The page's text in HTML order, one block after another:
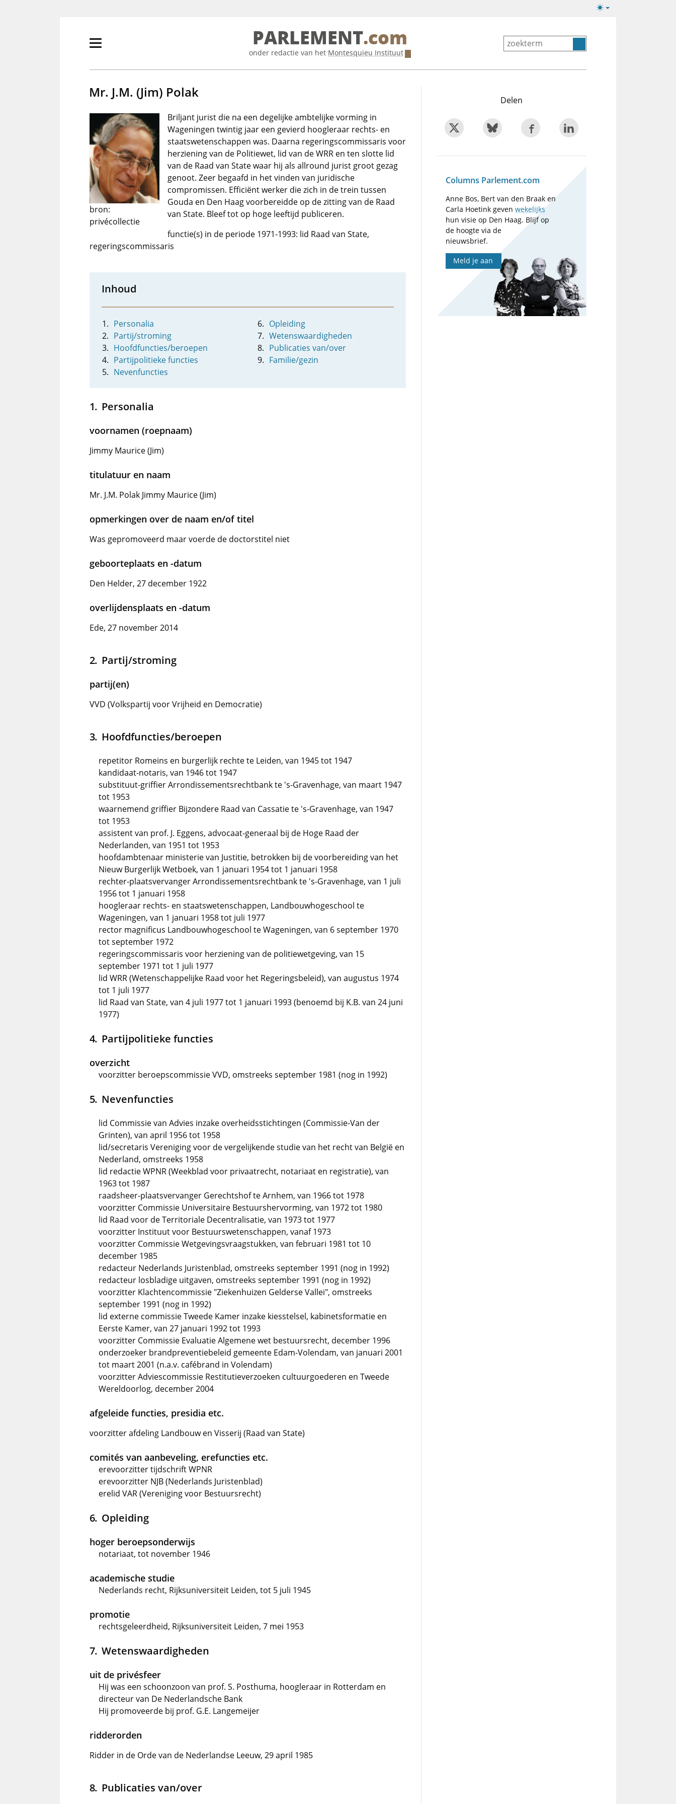
Lichte/donkere
Primair
tonen/verbergen
PARLEMENT.com
onder redactie van het Montesquieu Instituut
Mr. J.M. (Jim) Polak
bron:
privécollectie
Briljant jurist die na een degelijke ambtelijke vorming in
Wageningen twintig jaar een gevierd hoogleraar rechts- en
staatswetenschappen was. Daarna regeringscommissaris voor
herziening van de Politiewet, lid van de WRR en ten slotte lid
van de Raad van State waar hij als allround jurist groot gezag
genoot. Zeer begaafd in het vinden van juridische
compromissen. Efficiënt werker die zich in de trein tussen
Gouda en Den Haag voorbereidde op de zitting van de Raad
van State. Bleef tot op hoge leeftijd publiceren.
functie(s) in de periode 1971-1993: lid Raad van State,
regeringscommissaris
Inhoud
Personalia
Partij/stroming
Hoofdfuncties/beroepen
Partijpolitieke functies
Nevenfuncties
Opleiding
Wetenswaardigheden
Publicaties van/over
Familie/gezin
Personalia
voornamen (roepnaam)
Jimmy Maurice (Jim)
titulatuur en naam
Mr. J.M. Polak Jimmy Maurice (Jim)
opmerkingen over de naam en/of titel
Was gepromoveerd maar voerde de doctorstitel niet
geboorteplaats en -datum
Den Helder, 27 december 1922
overlijdensplaats en -datum
Ede, 27 november 2014
Partij/stroming
partij(en)
VVD (Volkspartij voor Vrijheid en Democratie)
Hoofdfuncties/beroepen
repetitor Romeins en burgerlijk rechte te Leiden, van 1945 tot 1947
kandidaat-notaris, van 1946 tot 1947
substituut-griffier Arrondissementsrechtbank te 's-Gravenhage, van maart 1947
tot 1953
waarnemend griffier Bijzondere Raad van Cassatie te 's-Gravenhage, van 1947
tot 1953
assistent van prof. J. Eggens, advocaat-generaal bij de Hoge Raad der
Nederlanden, van 1951 tot 1953
hoofdambtenaar ministerie van Justitie, betrokken bij de voorbereiding van het
Nieuw Burgerlijk Wetboek, van 1 januari 1954 tot 1 januari 1958
rechter-plaatsvervanger Arrondissementsrechtbank te 's-Gravenhage, van 1 juli
1956 tot 1 januari 1958
hoogleraar rechts- en staatswetenschappen, Landbouwhogeschool te
Wageningen, van 1 januari 1958 tot juli 1977
rector magnificus Landbouwhogeschool te Wageningen, van 6 september 1970
tot september 1972
regeringscommissaris voor herziening van de politiewetgeving, van 15
september 1971 tot 1 juli 1977
lid WRR (Wetenschappelijke Raad voor het Regeringsbeleid), van augustus 1974
tot 1 juli 1977
lid Raad van State, van 4 juli 1977 tot 1 januari 1993 (benoemd bij K.B. van 24 juni
1977)
Partijpolitieke functies
overzicht
voorzitter beroepscommissie VVD, omstreeks september 1981 (nog in 1992)
Nevenfuncties
lid Commissie van Advies inzake overheidsstichtingen (Commissie-Van der
Grinten), van april 1956 tot 1958
lid/secretaris Vereniging voor de vergelijkende studie van het recht van België en
Nederland, omstreeks 1958
lid redactie WPNR (Weekblad voor privaatrecht, notariaat en registratie), van
1963 tot 1987
raadsheer-plaatsvervanger Gerechtshof te Arnhem, van 1966 tot 1978
voorzitter Commissie Universitaire Bestuurshervorming, van 1972 tot 1980
lid Raad voor de Territoriale Decentralisatie, van 1973 tot 1977
voorzitter Instituut voor Bestuurswetenschappen, vanaf 1973
voorzitter Commissie Wetgevingsvraagstukken, van februari 1981 tot 10
december 1985
redacteur Nederlands Juristenblad, omstreeks september 1991 (nog in 1992)
redacteur losbladige uitgaven, omstreeks september 1991 (nog in 1992)
voorzitter Klachtencommissie "Ziekenhuizen Gelderse Vallei", omstreeks
september 1991 (nog in 1992)
lid externe commissie Tweede Kamer inzake kiesstelsel, kabinetsformatie en
Eerste Kamer, van 27 januari 1992 tot 1993
voorzitter Commissie Evaluatie Algemene wet bestuursrecht, december 1996
onderzoeker brandpreventiebeleid gemeente Edam-Volendam, van januari 2001
tot maart 2001 (n.a.v. cafébrand in Volendam)
voorzitter Adviescommissie Restitutieverzoeken cultuurgoederen en Tweede
Wereldoorlog, december 2004
afgeleide functies, presidia etc.
voorzitter afdeling Landbouw en Visserij (Raad van State)
comités van aanbeveling, erefuncties etc.
erevoorzitter tijdschrift WPNR
erevoorzitter NJB (Nederlands Juristenblad)
erelid VAR (Vereniging voor Bestuursrecht)
Opleiding
hoger beroepsonderwijs
notariaat, tot november 1946
academische studie
Nederlands recht, Rijksuniversiteit Leiden, tot 5 juli 1945
promotie
rechtsgeleerdheid, Rijksuniversiteit Leiden, 7 mei 1953
Wetenswaardigheden
uit de privésfeer
Hij was een schoonzoon van prof. S. Posthuma, hoogleraar in Rotterdam en
directeur van De Nederlandsche Bank
Hij promoveerde bij prof. G.E. Langemeijer
ridderorden
Ridder in de Orde van de Nederlandse Leeuw, 29 april 1985
Publicaties van/over
Delen
Columns Parlement.com
Anne Bos, Bert van den Braak en
Carla Hoetink gevenwekelijks
hun visie op Den Haag. Blijf op
de hoogte via de
nieuwsbrief.
Meld je aan